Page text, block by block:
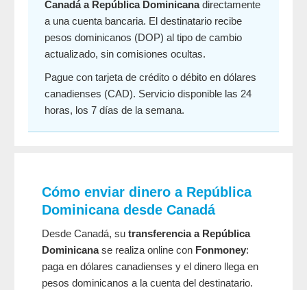
Canadá a República Dominicanadirectamente
a una cuenta bancaria. El destinatario recibe
pesos dominicanos (DOP) al tipo de cambio
actualizado, sin comisiones ocultas.
Pague con tarjeta de crédito o débito en dólares
canadienses (CAD). Servicio disponible las 24
horas, los 7 días de la semana.
Cómo enviar dinero a República
Dominicana desde Canadá
Desde Canadá, su transferencia a República
Dominicanase realiza online con Fonmoney:
paga en dólares canadienses y el dinero llega en
pesos dominicanos a la cuenta del destinatario.